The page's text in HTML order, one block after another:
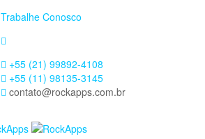
Trabalhe Conosco
+55 (21) 99892-4108
+55 (11) 98135-3145
contato@rockapps.com.br